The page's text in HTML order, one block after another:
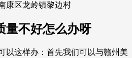
康区龙岭镇黎边村
量不好怎么办呀
以这样办：首先我们可以与赣州美